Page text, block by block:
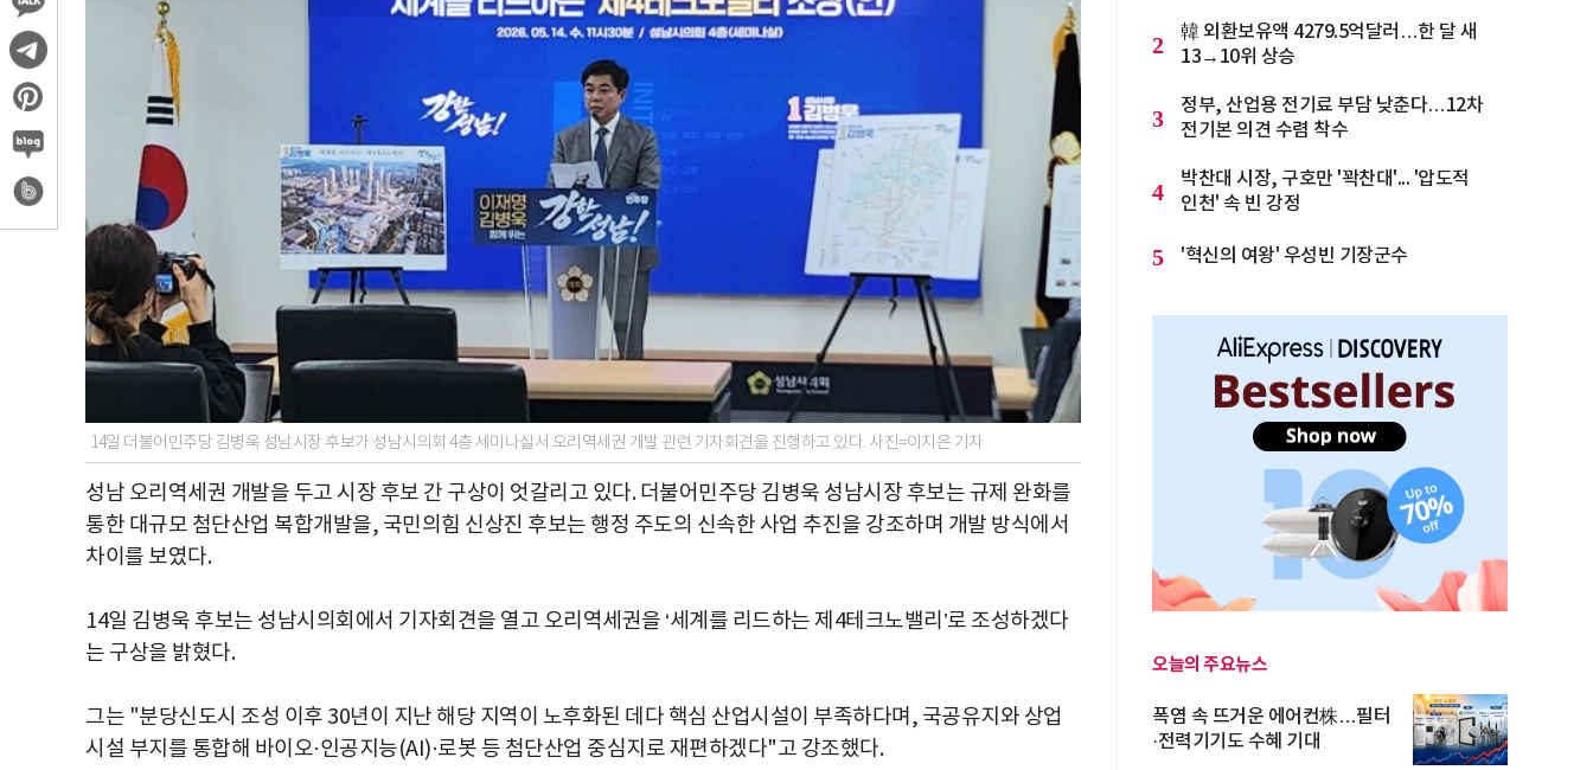
14일 더불어민주당 김병욱 성남시장 후보가 성남시의회 4층 세미나실서 오리역세권 개발 관련 기자회견을 진행하고 있다. 사진=이지은 기자
성남 오리역세권 개발을 두고 시장 후보 간 구상이 엇갈리고 있다. 더불어민주당 김병욱 성남시장 후보는 규제 완화를
통한 대규모 첨단산업 복합개발을, 국민의힘 신상진 후보는 행정 주도의 신속한 사업 추진을 강조하며 개발 방식에서
차이를 보였다.
14일 김병욱 후보는 성남시의회에서 기자회견을 열고 오리역세권을 ‘세계를 리드하는 제4테크노밸리’로 조성하겠다
는 구상을 밝혔다.
그는 "분당신도시 조성 이후 30년이 지난 해당 지역이 노후화된 데다 핵심 산업시설이 부족하다며, 국공유지와 상업
시설 부지를 통합해 바이오·인공지능(AI)·로봇 등 첨단산업 중심지로 재편하겠다"고 강조했다.
2
韓 외환보유액 4279.5억달러…한 달 새
13→10위 상승
3
정부, 산업용 전기료 부담 낮춘다…12차
전기본 의견 수렴 착수
4
박찬대 시장, 구호만 '꽉찬대'... '압도적
인천' 속 빈 강정
5 '혁신의 여왕' 우성빈 기장군수
오늘의 주요뉴스
폭염 속 뜨거운 에어컨株…필터
·전력기기도 수혜 기대